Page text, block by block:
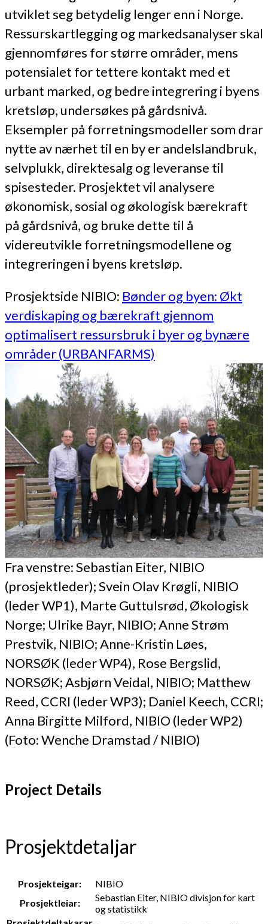
utviklet seg betydelig lenger enn i Norge.
Ressurskartlegging og markedsanalyser skal
gjennomføres for større områder, mens
potensialet for tettere kontakt med et
urbant marked, og bedre integrering i byens
kretsløp, undersøkes på gårdsnivå.
Eksempler på forretningsmodeller som drar
nytte av nærhet til en by er andelslandbruk,
selvplukk, direktesalg og leveranse til
spisesteder. Prosjektet vil analysere
økonomisk, sosial og økologisk bærekraft
på gårdsnivå, og bruke dette til å
videreutvikle forretningsmodellene og
integreringen i byens kretsløp.
Prosjektside NIBIO: Bønder og byen: Økt
verdiskaping og bærekraft gjennom
optimalisert ressursbruk i byer og bynære
områder (URBANFARMS)
Fra venstre: Sebastian Eiter, NIBIO
(prosjektleder); Svein Olav Krøgli, NIBIO
(leder WP1), Marte Guttulsrød, Økologisk
Norge; Ulrike Bayr, NIBIO; Anne Strøm
Prestvik, NIBIO; Anne-Kristin Løes,
NORSØK (leder WP4), Rose Bergslid,
NORSØK; Asbjørn Veidal, NIBIO; Matthew
Reed, CCRI (leder WP3); Daniel Keech, CCRI;
Anna Birgitte Milford, NIBIO (leder WP2)
(Foto: Wenche Dramstad / NIBIO)
Project Details
Prosjektdetaljar
Prosjekteigar:
NIBIO
Prosjektleiar:
Sebastian Eiter, NIBIO divisjon for kart
og statistikk